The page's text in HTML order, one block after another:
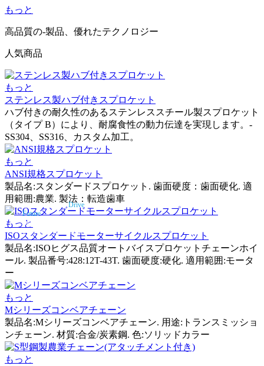
Transmit Force,Drive
Future
Industrial Chain and
Sprocket Manufiacturer
もっと
高品質の-製品、優れたテクノロジー
人気商品
もっと
ステンレス製ハブ付きスプロケット
ハブ付きの耐久性のあるステンレススチール製スプロケット
（タイプ B）により、耐腐食性の動力伝達を実現します。-
SS304、SS316、カスタム加工。
もっと
ANSI規格スプロケット
製品名:スタンダードスプロケット. 歯面硬度：歯面硬化. 適
用範囲:農業. 製法：転造歯車
もっと
ISOスタンダードモーターサイクルスプロケット
製品名:ISOヒグス品質オートバイスプロケットチェーンホイ
ール. 製品番号:428:12T-43T. 歯面硬度:硬化. 適用範囲:モータ
ー
もっと
Mシリーズコンベアチェーン
製品名:Mシリーズコンベアチェーン. 用途:トランスミッショ
ンチェーン. 材質:合金/炭素鋼. 色:ソリッドカラー
もっと